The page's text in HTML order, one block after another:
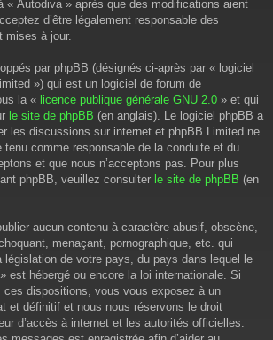
« Autodiva » après que des modifications aient
d’être légalement responsable des
mises à jour.
par phpBB (désignés ci-après par « logiciel
») qui est un logiciel de forum de
la « licence publique générale GNU 2.0 » et qui
le site de phpBB (en anglais). Le logiciel phpBB a
les discussions sur internet et phpBB Limited ne
tenu comme responsable de la conduite et du
et que nous n’acceptons pas. Pour plus
phpBB, veuillez consulter le site de phpBB (en
aucun contenu à caractère abusif, obscène,
menaçant, pornographique, etc. qui
législation de votre pays, du pays dans lequel le
est hébergé ou encore la loi internationale. Si
ces dispositions, vous vous exposez à un
et définitif et nous nous réservons le droit
d’accès à internet et les autorités officielles.